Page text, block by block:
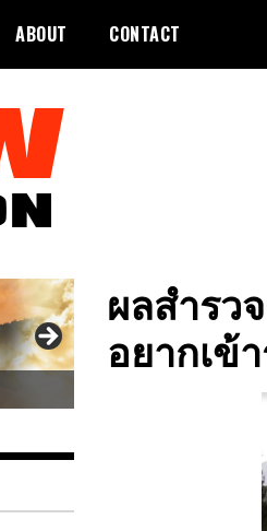
ABOUT CONTACT
ผลสำรว
อยากเข้